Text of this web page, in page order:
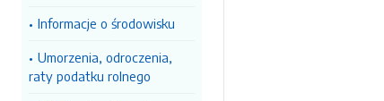
Informacje o środowisku
Umorzenia, odroczenia,
raty podatku rolnego